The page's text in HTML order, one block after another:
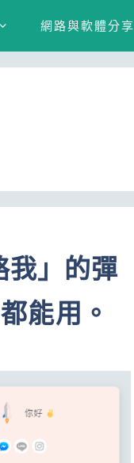
網路與軟體分享
」的彈
能用。